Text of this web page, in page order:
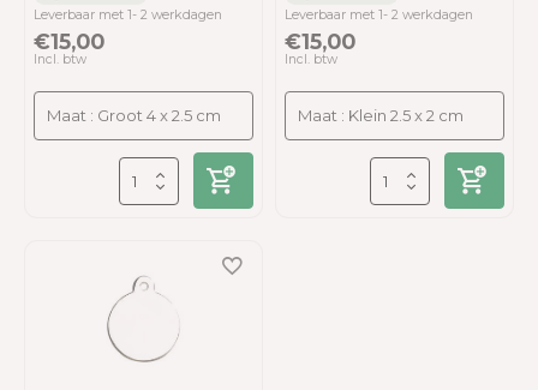
Leverbaar met 1- 2 werkdagen
€15,00
Incl. btw
Leverbaar met 1- 2 werkdagen
€15,00
Incl. btw